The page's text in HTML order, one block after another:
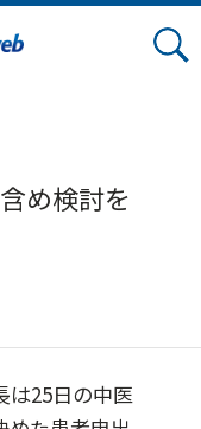
含め検討を
25日の中医